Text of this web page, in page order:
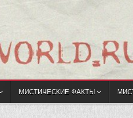
МИСТИЧЕСКИЕ ФАКТЫ